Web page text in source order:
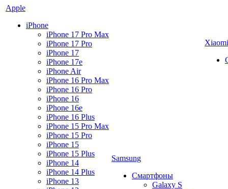
Apple
iPhone
iPhone 17 Pro Max
iPhone 17 Pro
iPhone 17
iPhone 17e
iPhone Air
iPhone 16 Pro Max
iPhone 16 Pro
iPhone 16
iPhone 16e
iPhone 16 Plus
iPhone 15 Pro Max
iPhone 15 Pro
iPhone 15
iPhone 15 Plus
iPhone 14
iPhone 14 Plus
iPhone 13
Samsung
Смартфоны
Galaxy S
Xiaomi